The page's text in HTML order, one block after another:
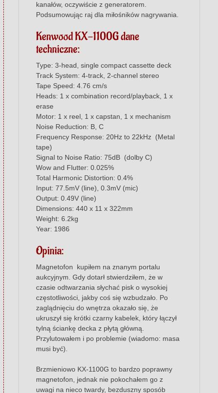
kanałów, oczywiście z generatorem.
Podsumowując raj dla miłośników nagrywania.
Kenwood KX-1100G dane
techniczne:
Type: 3-head, single compact cassette deck
Track System: 4-track, 2-channel stereo
Tape Speed: 4.76 cm/s
Heads: 1 x combination record/playback, 1 x
erase
Motor: 1 x reel, 1 x capstan, 1 x mechanism
Noise Reduction: B, C
Frequency Response: 20Hz to 22kHz (Metal
tape)
Signal to Noise Ratio: 75dB (dolby C)
Wow and Flutter: 0.025%
Total Harmonic Distortion: 0.4%
Input: 77.5mV (line), 0.3mV (mic)
Output: 0.49V (line)
Dimensions: 440 x 11 x 322mm
Weight: 6.2kg
Year: 1986
Opinia:
Magnetofon kupiłem na znanym portalu
aukcyjnym. Gdy dotarł stwierdziłem, że w
czasie odtwarzania słychać pisk o wysokiej
częstotliwości, jakby coś się wzbudzało. Po
zaglądnięciu do wnętrza okazało się, że
ukruszył się krótki czarny kabelek, który łączył
tylną ściankę decka z płytą główną.
Przylutowałem i po problemie (wiadomo: masa
musi być).
Brzmieniowo KX-1100G to bardzo poprawny
magnetofon, jednak nie pokochałem go z
uwagi na nieco twardy, bezduszny sposób